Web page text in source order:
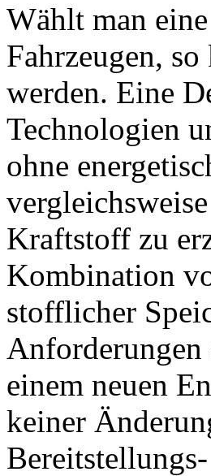
Wählt man
Fahrzeugen,
werden. Eine
Technologien
ohne
Kraftstoff zu
Kombination
stofflicher
einem neuen
keiner